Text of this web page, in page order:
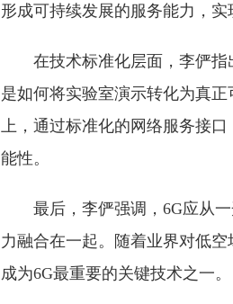
形成可持续发展的服务能力，实
在技术标准化层面，李俨
是如何将实验室演示转化为真
上，通过标准化的网络服务接
能性。
最后，李俨强调，6G应从
力融合在一起。随着业界对低
成为6G最重要的关键技术之一。